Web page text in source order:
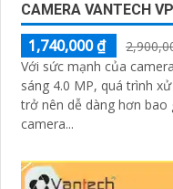
CAMERA VANTECH
1,740,000 ₫
Với sức mạnh của
sáng 4.0 MP, quá trình
trở nên dễ dàng hơn bao giờ hết. Điều
camera...